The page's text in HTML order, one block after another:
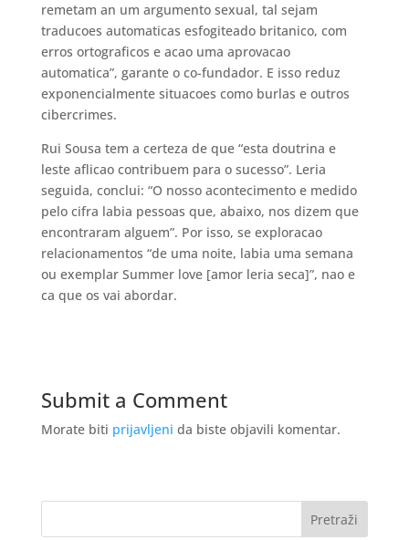
remetam an um argumento sexual, tal sejam
traducoes automaticas esfogiteado britanico, com
erros ortograficos e acao uma aprovacao
automatica”, garante o co-fundador. E isso reduz
exponencialmente situacoes como burlas e outros
cibercrimes.
Rui Sousa tem a certeza de que “esta doutrina e
leste aflicao contribuem para o sucesso”. Leria
seguida, conclui: “O nosso acontecimento e medido
pelo cifra labia pessoas que, abaixo, nos dizem que
encontraram alguem”. Por isso, se exploracao
relacionamentos “de uma noite, labia uma semana
ou exemplar Summer love [amor leria seca]”, nao e
ca que os vai abordar.
Submit a Comment
Morate biti prijavljeni da biste objavili komentar.